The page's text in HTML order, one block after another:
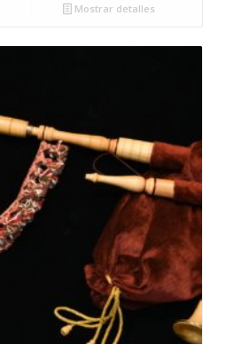
Mostrar detalles